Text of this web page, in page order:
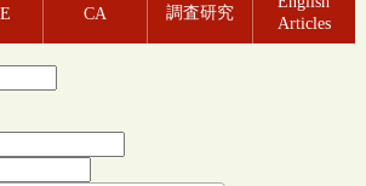
CA 調査研究
Articles